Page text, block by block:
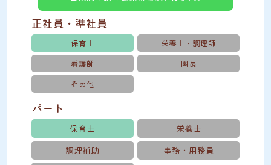
正社員・準社員
保育士
栄養士・調理師
看護師
園長
その他
パート
保育士
栄養士
調理補助
事務・用務員